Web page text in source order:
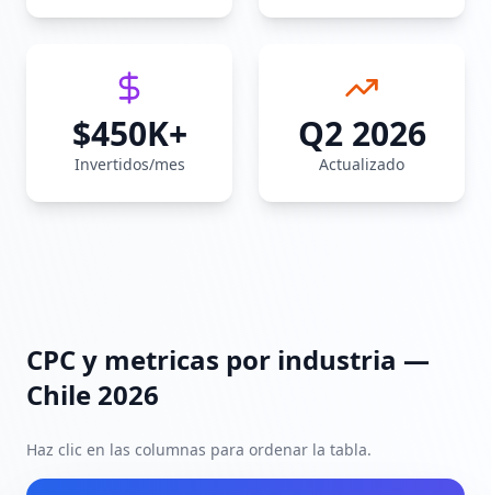
$450K+
Invertidos/mes
Q2 2026
Actualizado
CPC y metricas por industria —
Chile 2026
Haz clic en las columnas para ordenar la tabla.